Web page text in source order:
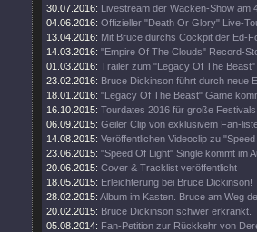
30.07.2016: Livestream der Wacken-Show am
04.06.2016: Offizieller "Death Or Glory" Live-
13.04.2016: Mit Bruce durchs Cockpit der Ed-
14.03.2016: "Empire Of The Clouds" Record-
01.03.2016: Trailer zum "Legacy Of The Beast"
23.02.2016: Bruce Dickinson führt durch neue
18.01.2016: "Legacy Of The Beast" Game
16.10.2015: Tourdates 2016 für große
06.09.2015: Geiler Clip von exklusivem Fan-
14.08.2015: Veröffentlichen Videoclip zu
23.06.2015: "Speed Of Light" Single kommt im
20.06.2015: Cover & Tracklist veröffentlicht
18.05.2015: Erleichterung bei Bruce Dickinson!
28.02.2015: Album im Kasten. Bruce am Weg
20.02.2015: Bruce Dickinson schwer erkrankt.
05.08.2014: Fan-Petition zur Rückkehr von